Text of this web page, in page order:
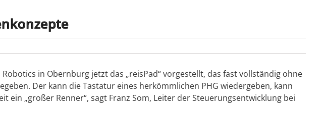
in Obernburg jetzt das „reisPad“ vorgestellt, das fast vollständig ohne
Der kann die Tastatur eines herkömmlichen PHG wiedergeben, kann
„großer Renner“, sagt Franz Som, Leiter der Steuerungsentwicklung bei